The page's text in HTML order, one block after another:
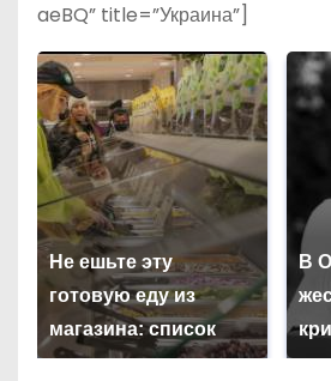
aeBQ” title=”Украина”]
Не ешьте эту
готовую еду из
магазина: список
В